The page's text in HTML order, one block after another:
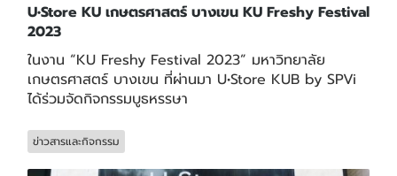
U•Store KU เกษตรศาสตร์ บางเขน KU Freshy Festival
2023
ในงาน “KU Freshy Festival 2023” มหาวิทยาลัย
เกษตรศาสตร์ บางเขน ที่ผ่านมา U•Store KUB by SPVi
ได้ร่วมจัดกิจกรรมบูธหรรษา
ข่าวสารและกิจกรรม